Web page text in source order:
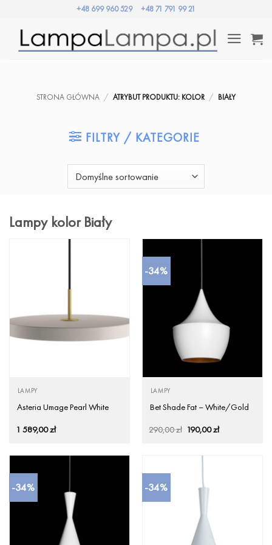
zawartości
+48 699 960 529 +48 71 791 99 21
STRONA GŁÓWNA / ATRYBUT PRODUKTU: KOLOR / BIAŁY
FILTRY / KATEGORIE
Lampy kolor Biały
LAMPY
Asteria Umage Pearl White
1 589,00zł
-34%
LAMPY
Bet Shade Fat – White/Gold
290,00zł Pierwotna
290,00 zł.
190,00złAktualna
-34% -34%